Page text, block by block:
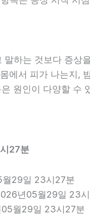
말하는 것보다 증
에서 피가 나는지
원인이 다양할
27분
월29일 23시27분
년05월29일 23
월29일 23시27분